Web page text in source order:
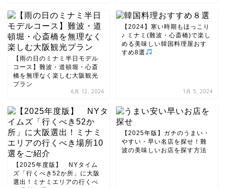
【雨の日のミナミ半日モデル
コース】難波・道頓堀・心斎
橋を無理なく楽しむ大阪観光
プラン
6月 12, 2026
【2024】寒い時期もほっこり
♪ ミナミ(難波・心斎橋)で楽し
める美味しい韓国料理屋おす
すめ8選
1月 5, 2024
【2025年度版】 NYタイム
ズ「行くべき52か所」に大阪
選出！ミナミエリアの行くべ
【2025年版】ガチのうまい・
やすい・早い名店を探せ！難
波の美味しいお店を探す方法